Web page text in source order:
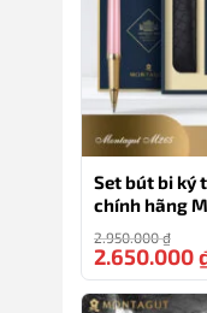
Set bút bi ký
chính hãng
2.950.000₫
2.650.000